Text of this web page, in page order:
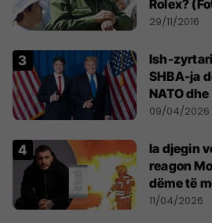
Rolex?
29/11/2016
Ish-
SHBA-ja
NATO
Izraelin
09/04/2026
Ia djegin
reagon
dëme të
bandë nga
11/04/2026